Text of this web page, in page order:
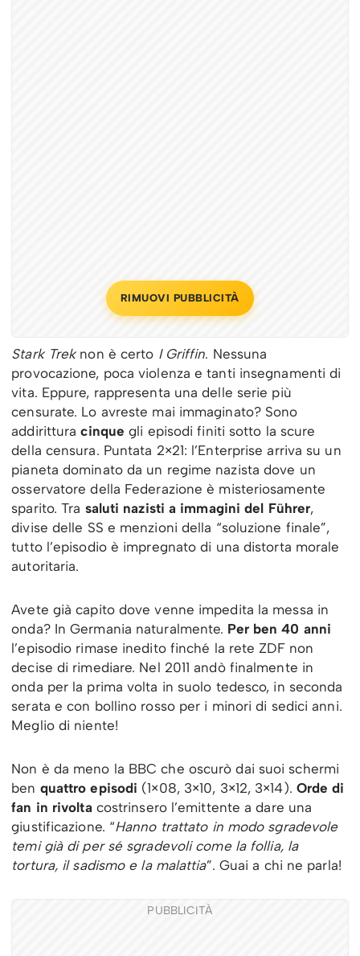
RIMUOVI PUBBLICITÀ
Stark Treknon è certo I Griffin. Nessuna
provocazione, poca violenza e tanti insegnamenti di
vita. Eppure, rappresenta una delle serie più
censurate. Lo avreste mai immaginato? Sono
addiritturacinque gli episodi finiti sotto la scure
della censura. Puntata 2×21: l’Enterprise arriva su un
pianeta dominato da un regime nazista dove un
osservatore della Federazione è misteriosamente
sparito. Tra saluti nazisti a immagini del Führer,
divise delle SS e menzioni della “soluzione finale”,
tutto l’episodio è impregnato di una distorta morale
autoritaria.
Avete già capito dove venne impedita la messa in
onda? In Germania naturalmente. Per ben 40 anni
l’episodio rimase inedito finché la rete ZDF non
decise di rimediare. Nel 2011 andò finalmente in
onda per la prima volta in suolo tedesco, in seconda
serata e con bollino rosso per i minori di sedici anni.
Meglio di niente!
Non è da meno la BBC che oscurò dai suoi schermi
ben quattro episodi (1×08, 3×10, 3×12, 3×14). Orde di
fan in rivolta costrinsero l’emittente a dare una
giustificazione. “Hanno trattato in modo sgradevole
temi già di per sé sgradevoli come la follia, la
tortura, il sadismo e la malattia”. Guai a chi ne parla!
PUBBLICITÀ